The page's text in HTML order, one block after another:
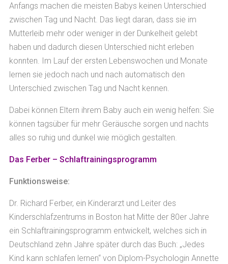
Anfangs machen die meisten Babys keinen Unterschied
zwischen Tag und Nacht. Das liegt daran, dass sie im
Mutterleib mehr oder weniger in der Dunkelheit gelebt
haben und dadurch diesen Unterschied nicht erleben
konnten. Im Lauf der ersten Lebenswochen und Monate
lernen sie jedoch nach und nach automatisch den
Unterschied zwischen Tag und Nacht kennen.
Dabei können Eltern ihrem Baby auch ein wenig helfen: Sie
können tagsüber für mehr Geräusche sorgen und nachts
alles so ruhig und dunkel wie möglich gestalten.
Das Ferber – Schlaftrainingsprogramm
Funktionsweise:
Dr. Richard Ferber, ein Kinderarzt und Leiter des
Kinderschlafzentrums in Boston hat Mitte der 80er Jahre
ein Schlaftrainingsprogramm entwickelt, welches sich in
Deutschland zehn Jahre später durch das Buch: „Jedes
Kind kann schlafen lernen“ von Diplom-Psychologin Annette